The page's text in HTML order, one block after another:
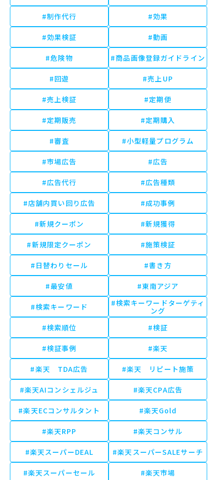
#制作代行 #効果
#効果検証 #動画
#危険物 #商品画像登録ガイドライン
#回遊 #売上UP
#売上検証 #定期便
#定期販売 #定期購入
#審査 #小型軽量プログラム
#市場広告 #広告
#広告代行 #広告種類
#店舗内買い回り広告 #成功事例
#新規クーポン #新規獲得
#新規限定クーポン #施策検証
#日替わりセール #書き方
#最安値 #東南アジア
#検索キーワード
#検索キーワードターゲティ
ング
#検索順位
#検証
#検証事例 #楽天
#楽天 TDA広告 #楽天 リピート施策
#楽天AIコンシェルジュ #楽天CPA広告
#楽天ECコンサルタント #楽天Gold
#楽天RPP #楽天コンサル
#楽天スーパーDEAL #楽天スーパーSALEサーチ
#楽天スーパーセール #楽天市場